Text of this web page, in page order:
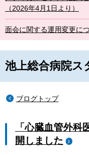
（2026年4月1日より）
面会に関する運用変更に
池上総合病院ス
ブログトップ
「心臓血管外
開しました